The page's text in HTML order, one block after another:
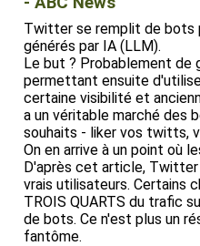
Twitter se remplit de bots
générés par IA (LLM).
Le but ? Probablement de
permettant ensuite
certaine visibilité et
a un véritable marché des
souhaits - liker vos twitts,
On en arrive à un point où
D'après cet article,
vrais utilisateurs. Certains
TROIS QUARTS du trafic
de bots. Ce n'est plus un
fantôme.